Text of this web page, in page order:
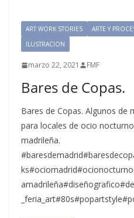
ART WORK STORIES ARTE Y
ILUSTRACION
marzo 22, 2021 FMF
Bares de Copas.
Bares de Copas. Algunos de
para locales de ocio
madrileña.